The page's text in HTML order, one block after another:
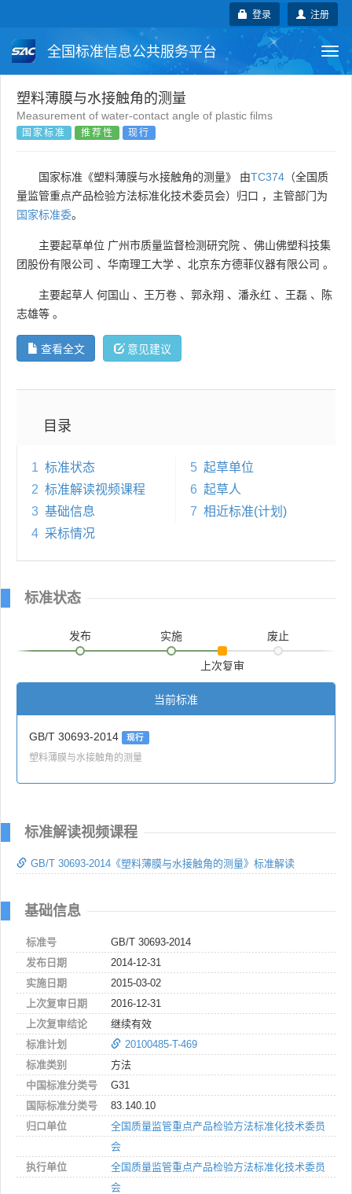
注册
登录
全国标准信息公共服务平台
国家标准 行业标准
团体标准
国外标准 技术委员会
塑料薄膜与水接触角的测量
Measurement of water-contact angle of plastic films
国家标准 推荐性 现行
国家标准《塑料薄膜与水接触角的测量》 由TC374 （全国质
量监管重点产品检验方法标准化技术委员会）归口 ，主管部门为
国家标准委。
主要起草单位 广州市质量监督检测研究院 、 佛山佛塑科技集
团股份有限公司 、 华南理工大学 、 北京东方德菲仪器有限公司 。
主要起草人 何国山 、 王万卷 、 郭永翔 、 潘永红 、 王磊 、
陈
志雄等 。
查看全文 意见建议
目录
1 标准状态
2 标准解读视频课程
3 基础信息
4 采标情况
5 起草单位
6 起草人
7 相近标准(计划)
标准状态
发布 实施
上次复审
废止
当前标准
GB/T 30693-2014 现行
塑料薄膜与水接触角的测量
标准解读视频课程
GB/T 30693-2014《塑料薄膜与水接触角的测量》标准解读
基础信息
标准号
GB/T 30693-2014
发布日期
2014-12-31
实施日期
2015-03-02
上次复审日期
2016-12-31
上次复审结论
继续有效
标准计划
20100485-T-469
标准类别
方法
中国标准分类号
G31
国际标准分类号
83.140.10
归口单位
全国质量监管重点产品检验方法标准化技术委员
会
执行单位
全国质量监管重点产品检验方法标准化技术委员
会